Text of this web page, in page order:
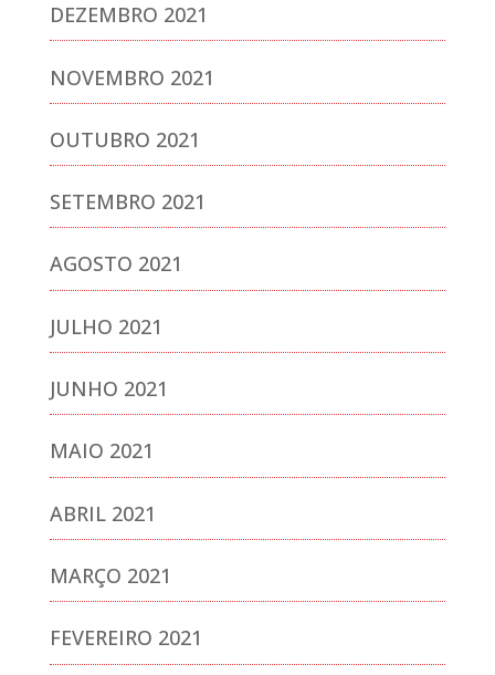
DEZEMBRO 2021
NOVEMBRO 2021
OUTUBRO 2021
SETEMBRO 2021
AGOSTO 2021
JULHO 2021
JUNHO 2021
MAIO 2021
ABRIL 2021
MARÇO 2021
FEVEREIRO 2021